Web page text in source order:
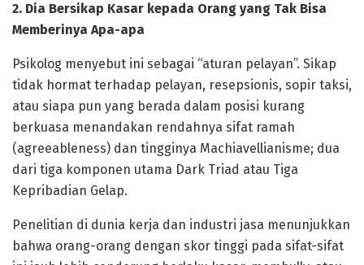
‎2. Dia Bersikap Kasar kepada Orang yang Tak Bisa
Memberinya Apa-apa
‎Psikolog menyebut ini sebagai “aturan pelayan”. Sikap
tidak hormat terhadap pelayan, resepsionis, sopir taksi,
atau siapa pun yang berada dalam posisi kurang
berkuasa menandakan rendahnya sifat ramah
(agreeableness) dan tingginya Machiavellianisme; dua
dari tiga komponen utama Dark Triad atau Tiga
Kepribadian Gelap.
Penelitian di dunia kerja dan industri jasa menunjukkan
bahwa orang-orang dengan skor tinggi pada sifat-sifat